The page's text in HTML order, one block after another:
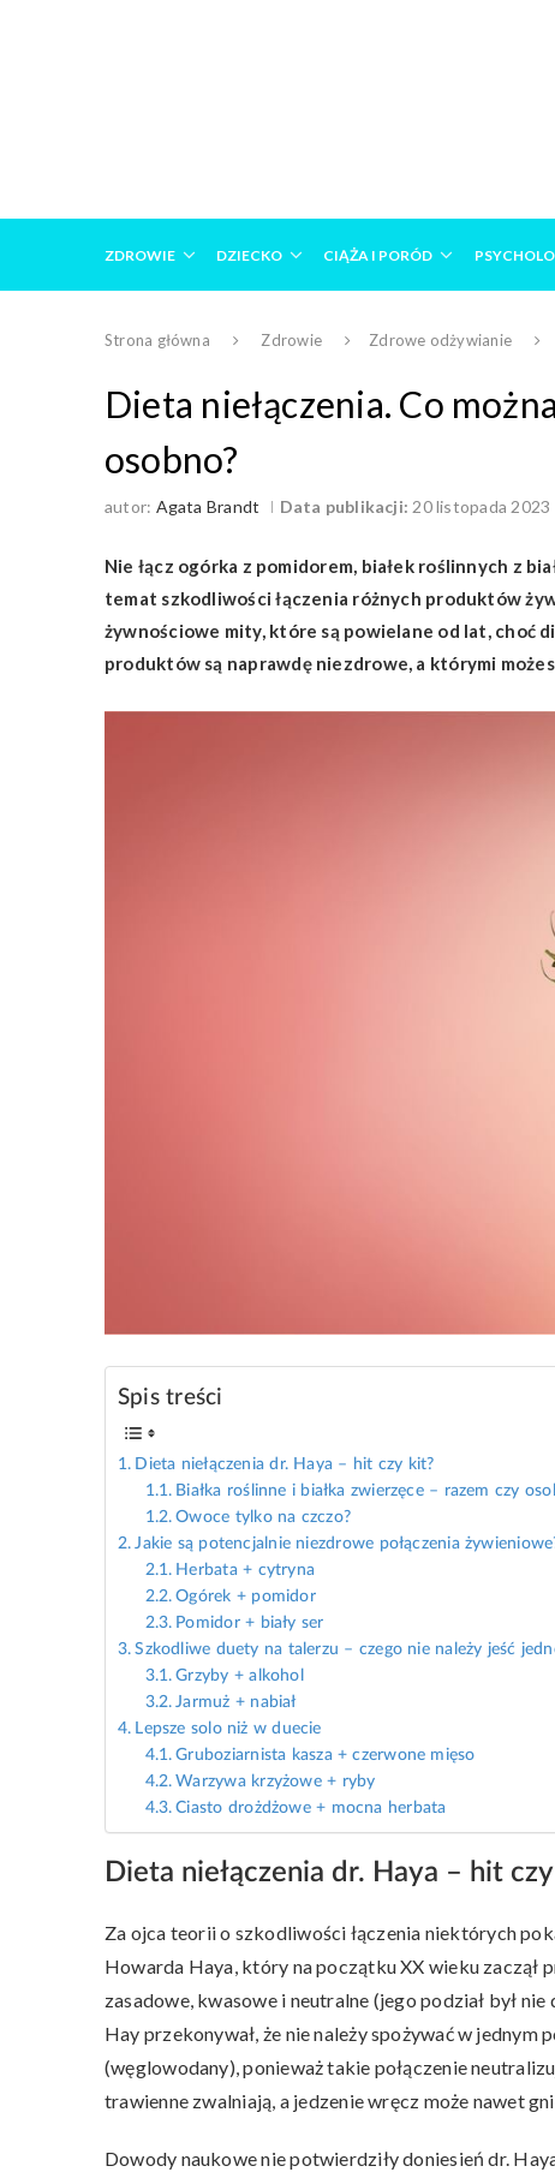
ZDROWIE DZIECKO CIĄŻA I PORÓD
Strona główna Zdrowie Zdrowe odżywianie
Dieta niełączenia. Co
osobno?
autor: Agata Brandt Data publikacji: 20 listopada 2023
Nie łącz ogórka z pomidorem, białek roślinnych z
temat szkodliwości łączenia różnych produktów
żywnościowe mity, które są powielane od lat, choć
produktów są naprawdę niezdrowe, a którymi
Spis treści
Dieta niełączenia dr. Haya – hit czy kit?
Białka roślinne i białka zwierzęce – razem czy
Owoce tylko na czczo?
Jakie są potencjalnie niezdrowe połączenia
Herbata + cytryna
Ogórek + pomidor
Pomidor + biały ser
Szkodliwe duety na talerzu – czego nie należy jeść
Grzyby + alkohol
Jarmuż + nabiał
Lepsze solo niż w duecie
Gruboziarnista kasza + czerwone mięso
Warzywa krzyżowe + ryby
Ciasto drożdżowe + mocna herbata
Dieta niełączenia dr. Haya – hit
Za ojca teorii o szkodliwości łączenia niektórych
Howarda Haya, który na początku XX wieku zaczął
zasadowe, kwasowe i neutralne (jego podział był
Hay przekonywał, że nie należy spożywać w
(węglowodany), ponieważ takie połączenie
trawienne zwalniają, a jedzenie wręcz może nawet
Dowody naukowe nie potwierdziły doniesień dr.